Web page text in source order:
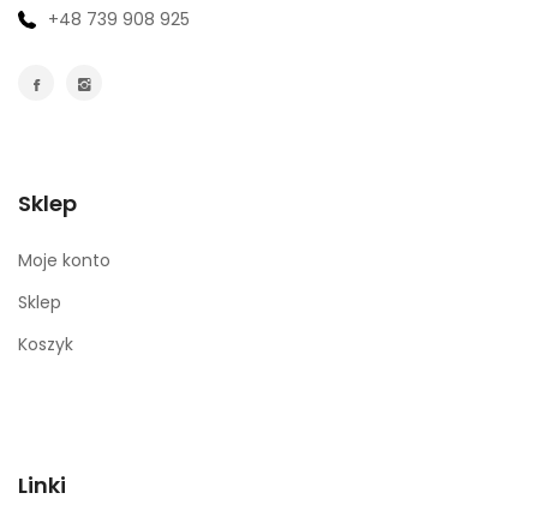
+48 739 908 925
Sklep
Moje konto
Sklep
Koszyk
Linki